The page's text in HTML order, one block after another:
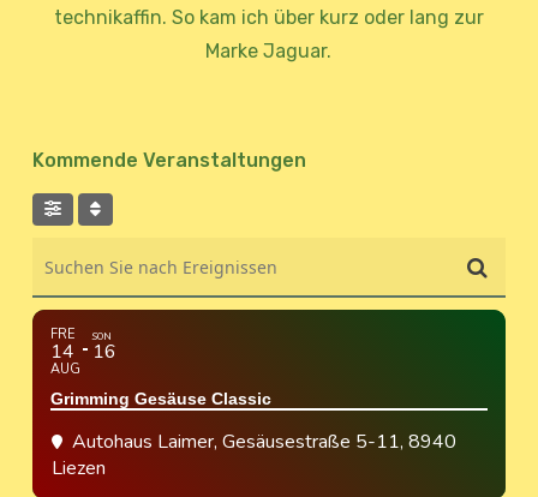
technikaffin. So kam ich über kurz oder lang zur
Marke Jaguar.
Kommende Veranstaltungen
FRE
14
AUG
SON
16
Grimming Gesäuse Classic
Autohaus Laimer, Gesäusestraße 5-11, 8940
Liezen